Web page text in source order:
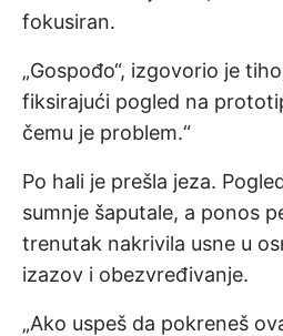
fokusiran.
„Gospođo“, izgovorio je
fiksirajući pogled na
čemu je problem.“
Po hali je prešla jeza.
sumnje šaputale, a ponos
trenutak nakrivila usne u
izazov i obezvređivanje.
„Ako uspeš da pokreneš